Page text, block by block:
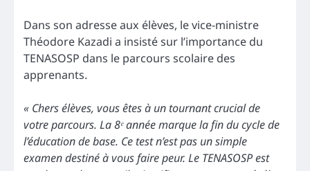
Dans son adresse aux élèves, le vice-ministre
Théodore Kazadi a insisté sur l’importance du
TENASOSP dans le parcours scolaire des
apprenants.
« Chers élèves, vous êtes à un tournant crucial de
votre parcours. La 8ᵉ année marque la fin du cycle de
l’éducation de base. Ce test n’est pas un simple
examen destiné à vous faire peur. Le TENASOSP est